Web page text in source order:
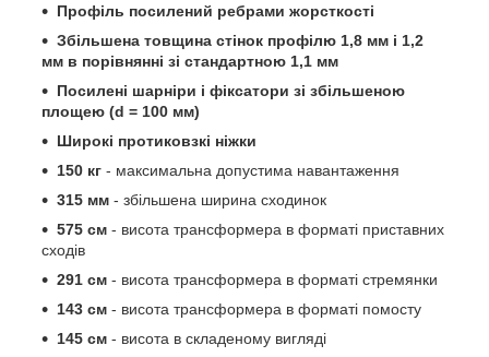
Профіль посилений ребрами жорсткості
Збільшена товщина стінок профілю 1,8 мм і 1,2
мм в порівнянні зі стандартною 1,1 мм
Посилені шарніри і фіксатори зі збільшеною
площею (d = 100 мм)
Широкі протиковзкі ніжки
150 кг - максимальна допустима навантаження
315 мм - збільшена ширина сходинок
575 см - висота трансформера в форматі приставних
сходів
291 см - висота трансформера в форматі стремянки
143 см - висота трансформера в форматі помосту
145 см - висота в складеному вигляді